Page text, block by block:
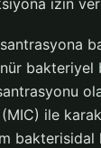
izin
bakteriyel
ile